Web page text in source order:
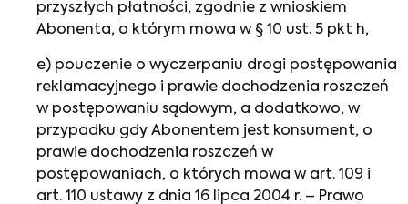
przyszłych płatności, zgodnie z wnioskiem
Abonenta, o którym mowa w § 10 ust. 5 pkt h,
e) pouczenie o wyczerpaniu drogi postępowania
reklamacyjnego i prawie dochodzenia roszczeń
w postępowaniu sądowym, a dodatkowo, w
przypadku gdy Abonentem jest konsument, o
prawie dochodzenia roszczeń w
postępowaniach, o których mowa w art. 109 i
art. 110 ustawy z dnia 16 lipca 2004 r. – Prawo